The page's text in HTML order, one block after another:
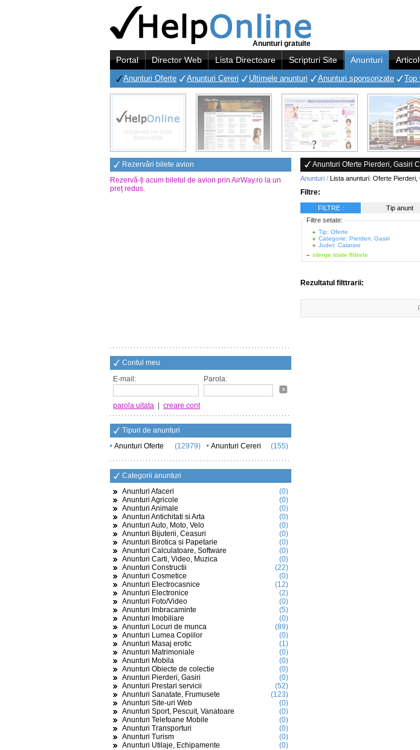
Anunturi gratuite
Portal Director Web Lista Directoare Scripturi Site Anunturi
Anunturi Oferte Anunturi Cereri Ultimele anunturi Anunturi sponsorizate Top
Rezervări bilete avion
Rezervă-ți acum biletul de avion prin AirWay.ro la un
preț redus.
Contul meu
E-mail:
Parola:
parola uitata creare cont
Tipuri de anunturi
Anunturi Oferte
(12979) Anunturi Cereri (155)
Categorii anunturi
Anunturi Afaceri
(0)
Anunturi Agricole
(0)
Anunturi Animale
(0)
Anunturi Antichitati si Arta
(0)
Anunturi Auto, Moto, Velo
(0)
Anunturi Bijuterii, Ceasuri
(0)
Anunturi Birotica si Papetarie
(0)
Anunturi Calculatoare, Software
(0)
Anunturi Carti, Video, Muzica
(0)
Anunturi Constructii
(22)
Anunturi Cosmetice
(0)
Anunturi Electrocasnice
(12)
Anunturi Electronice
(2)
Anunturi Foto/Video
(0)
Anunturi Imbracaminte
(5)
Anunturi Imobiliare
(0)
Anunturi Locuri de munca
(89)
Anunturi Lumea Copiilor
(0)
Anunturi Masaj erotic
(1)
Anunturi Matrimoniale
(0)
Anunturi Mobila
(0)
Anunturi Obiecte de colectie
(0)
Anunturi Pierderi, Gasiri
(0)
Anunturi Prestari servicii
(52)
Anunturi Sanatate, Frumusete
(123)
Anunturi Site-uri Web
(0)
Anunturi Sport, Pescuit, Vanatoare
(0)
Anunturi Telefoane Mobile
(0)
Anunturi Transporturi
(0)
Anunturi Turism
(0)
Anunturi Utilaje, Echipamente
(0)
Anunturi Oferte Pierderi, Gasiri
Anunturi / Lista anunturi: Oferte Pierderi,
Filtre:
FILTRE : Tip anunt
Filtre setate:
Tip: Oferte
Categorie: Pierderi, Gasiri
Judet: Calarasi
sterge toate filtrele
Rezultatul filttrarii: